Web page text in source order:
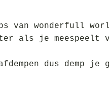
wonderfull
als je meespeelt
dus demp je